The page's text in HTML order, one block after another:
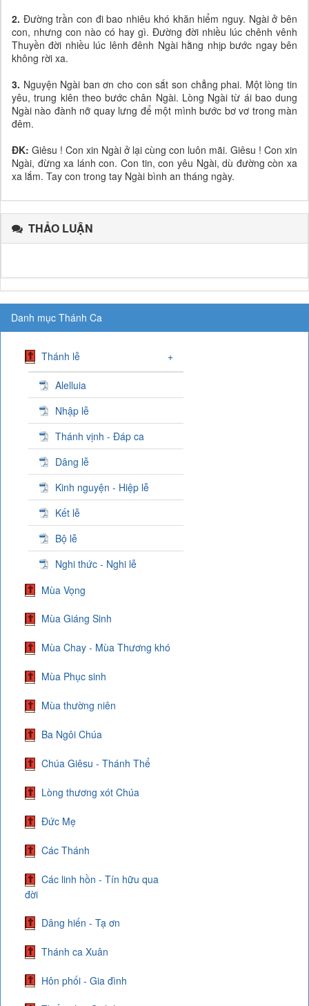
2. Đường trần con đi bao nhiêu khó khăn hiểm nguy. Ngài ở bên
con, nhưng con nào có hay gì. Đường đời nhiều lúc chênh vênh
Thuyền đời nhiều lúc lênh đênh Ngài hằng nhịp bước ngay bên
không rời xa.
3. Nguyện Ngài ban ơn cho con sắt son chẳng phai. Một lòng tin
yêu, trung kiên theo bước chân Ngài. Lòng Ngài từ ái bao dung
Ngài nào đành nỡ quay lưng để một mình bước bơ vơ trong màn
đêm.
ĐK: Giêsu ! Con xin Ngài ở lại cùng con luôn mãi. Giêsu ! Con xin
Ngài, đừng xa lánh con. Con tin, con yêu Ngài, dù đường còn xa
xa lắm. Tay con trong tay Ngài bình an tháng ngày.
THẢO LUẬN
Danh mục Thánh Ca
Thánh lễ +
Alelluia
Nhập lễ
Thánh vịnh - Đáp ca
Dâng lễ
Kinh nguyện - Hiệp lễ
Kết lễ
Bộ lễ
Nghi thức - Nghi lễ
Mùa Vọng
Mùa Giáng Sinh
Mùa Chay - Mùa Thương khó
Mùa Phục sinh
Mùa thường niên
Ba Ngôi Chúa
Chúa Giêsu - Thánh Thể
Lòng thương xót Chúa
Đức Mẹ
Các Thánh
Các linh hồn - Tín hữu qua
đời
Dâng hiến - Tạ ơn
Thánh ca Xuân
Hôn phối - Gia đình